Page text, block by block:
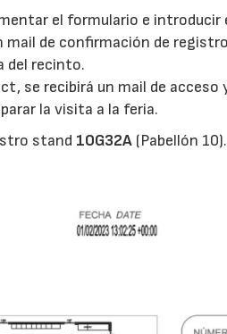
el formulario e introducir
de confirmación de
del recinto.
se recibirá un mail de
la visita a la feria.
stand 10G32A (Pabellón 10).